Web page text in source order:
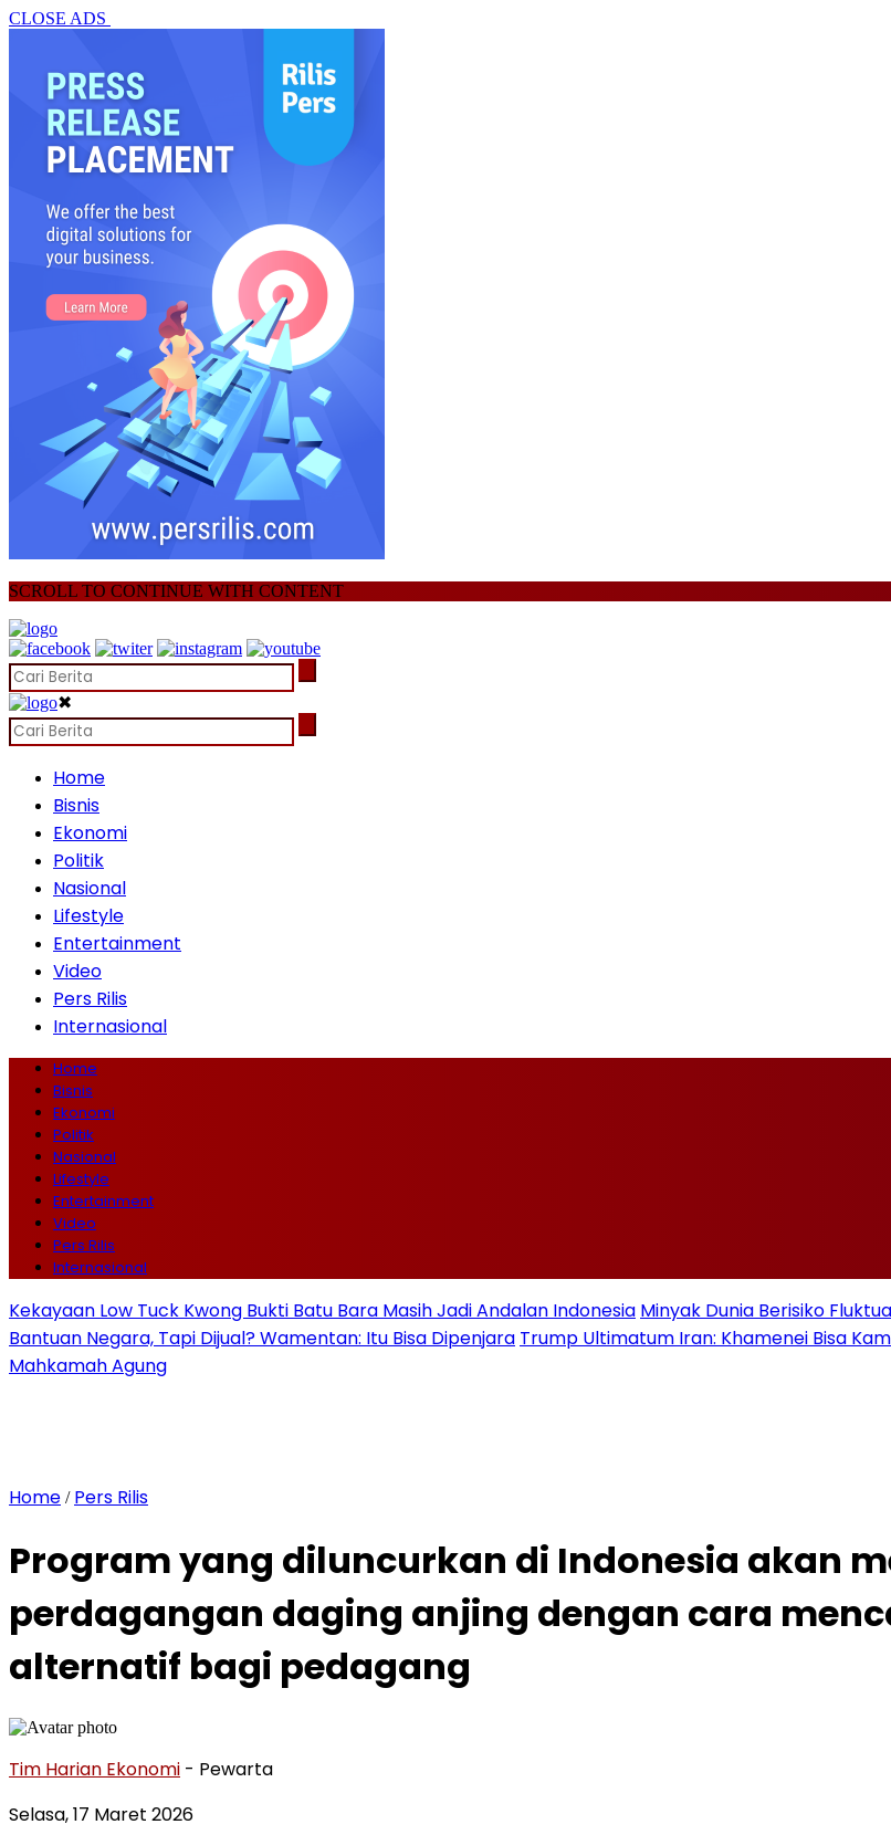
CLOSE ADS
SCROLL TO CONTINUE WITH CONTENT
✖
Home
Bisnis
Ekonomi
Politik
Nasional
Lifestyle
Entertainment
Video
Pers Rilis
Internasional
Home
Bisnis
Ekonomi
Politik
Nasional
Lifestyle
Entertainment
Video
Pers Rilis
Internasional
Kekayaan Low Tuck Kwong Bukti Batu Bara Masih Jadi Andalan Indonesia Minyak Dunia Berisiko
Bantuan Negara, Tapi Dijual? Wamentan: Itu Bisa Dipenjara Trump Ultimatum Iran: Khamenei Bisa
Mahkamah Agung
Home / Pers Rilis
Program yang diluncurkan di Indonesia akan
perdagangan daging anjing dengan cara
alternatif bagi pedagang
Tim Harian Ekonomi - Pewarta
Selasa, 17 Maret 2026